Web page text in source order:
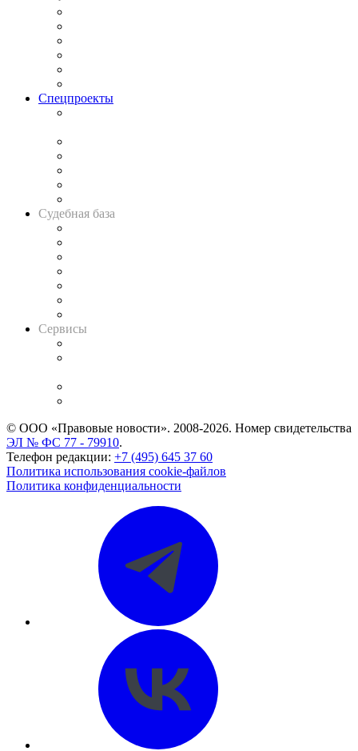
Спецпроекты
Судебная база
Сервисы
© ООО «Правовые новости». 2008-2026. Номер свидетельства
ЭЛ № ФС 77 - 79910.
Телефон редакции: +7 (495) 645 37 60
Политика использования cookie-файлов
Политика конфиденциальности